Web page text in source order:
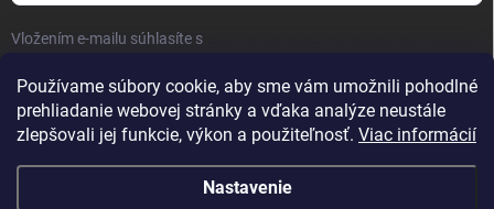
Používame súbory cookie, aby sme vám umožnili pohodlné
prehliadanie webovej stránky a vďaka analýze neustále
zlepšovali jej funkcie, výkon a použiteľnosť. Viac informácií
Nastavenie
Vložením e-mailu súhlasíte s
Prihlásiť sa